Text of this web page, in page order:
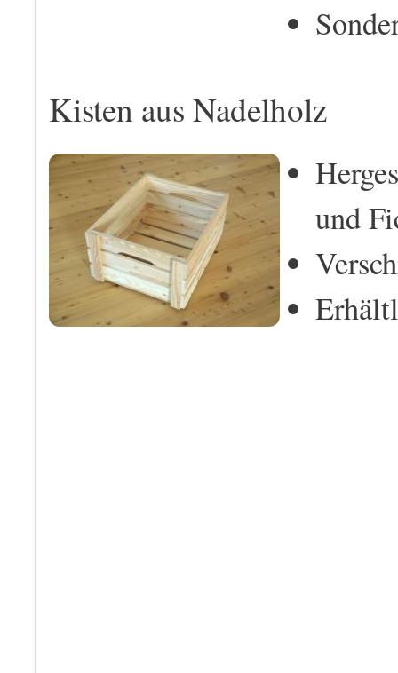
Kisten aus Nadelholz
und